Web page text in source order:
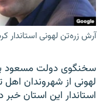
آرش زره‌تن لهونی استاندار
سخنگوی دولت مسعود
لهونی از شهروندان
استاندار این استان